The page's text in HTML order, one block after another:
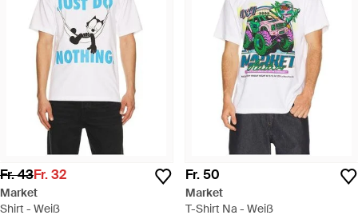
Fr. 43Fr. 32
Market
Shirt - Weiß
Fr. 50
Market
T-Shirt Na - Weiß